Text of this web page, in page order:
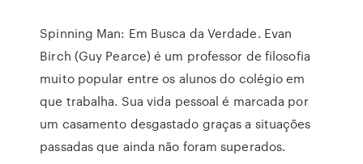
Spinning Man: Em Busca da Verdade. Evan
Birch (Guy Pearce) é um professor de filosofia
muito popular entre os alunos do colégio em
que trabalha. Sua vida pessoal é marcada por
um casamento desgastado graças a situações
passadas que ainda não foram superados.